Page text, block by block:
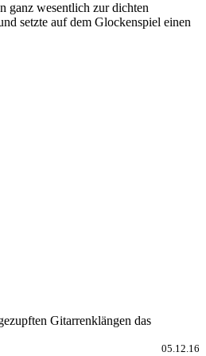
ganz wesentlich zur dichten
setzte auf dem Glockenspiel einen
Gitarrenklängen das
05.12.16